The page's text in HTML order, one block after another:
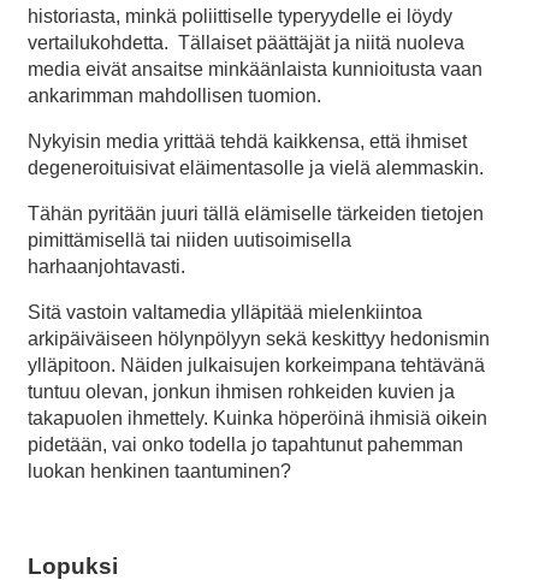
historiasta, minkä poliittiselle typeryydelle ei löydy
vertailukohdetta. Tällaiset päättäjät ja niitä nuoleva
media eivät ansaitse minkäänlaista kunnioitusta vaan
ankarimman mahdollisen tuomion.
Nykyisin media yrittää tehdä kaikkensa, että ihmiset
degeneroituisivat eläimentasolle ja vielä alemmaskin.
Tähän pyritään juuri tällä elämiselle tärkeiden tietojen
pimittämisellä tai niiden uutisoimisella
harhaanjohtavasti.
Sitä vastoin valtamedia ylläpitää mielenkiintoa
arkipäiväiseen hölynpölyyn sekä keskittyy hedonismin
ylläpitoon. Näiden julkaisujen korkeimpana tehtävänä
tuntuu olevan, jonkun ihmisen rohkeiden kuvien ja
takapuolen ihmettely. Kuinka höperöinä ihmisiä oikein
pidetään, vai onko todella jo tapahtunut pahemman
luokan henkinen taantuminen?
Lopuksi